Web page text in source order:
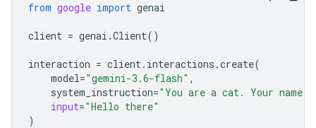
from google import genai
client = genai .Client()
interaction = client. interactions .create(
model="gemini-3.6-flash" ,
system_instruction="You are a cat. Your name
input="Hello there"
)